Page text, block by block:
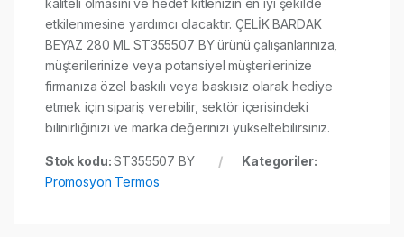
kaliteli olmasını ve hedef kitlenizin en iyi şekilde
etkilenmesine yardımcı olacaktır. ÇELİK BARDAK
BEYAZ 280 ML ST355507 BY ürünü çalışanlarınıza,
müşterilerinize veya potansiyel müşterilerinize
firmanıza özel baskılı veya baskısız olarak hediye
etmek için sipariş verebilir, sektör içerisindeki
bilinirliğinizi ve marka değerinizi yükseltebilirsiniz.
Stok kodu:ST355507 BY
Kategoriler:
Promosyon Termos